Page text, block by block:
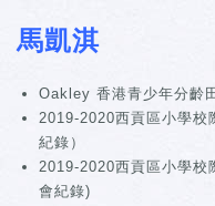
馬凱淇
Oakley 香港青少年分齡
2019-2020西貢區小學校
紀錄）
2019-2020西貢區小學校
會紀錄)